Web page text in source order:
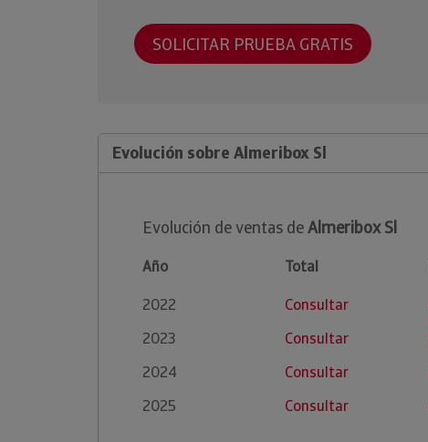
SOLICITAR PRUEBA GRATIS
Evolución sobre Almeribox Sl
Evolución de ventas deAlmeribox Sl
Año Total
2022
Consultar
2023
Consultar
2024
Consultar
2025
Consultar